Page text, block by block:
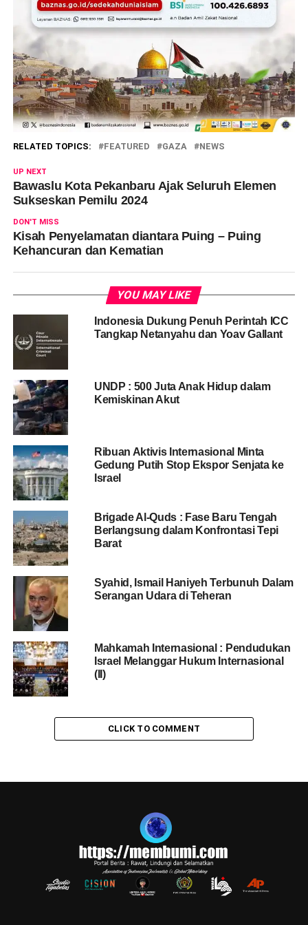
RELATED TOPICS: FEATURED GAZA NEWS
UP NEXT
Bawaslu Kota Pekanbaru Ajak Seluruh Elemen
Sukseskan Pemilu 2024
DON'T MISS
Kisah Penyelamatan diantara Puing – Puing
Kehancuran dan Kematian
YOU MAY LIKE
Indonesia Dukung Penuh Perintah ICC
Tangkap Netanyahu dan Yoav Gallant
UNDP : 500 Juta Anak Hidup dalam
Kemiskinan Akut
Ribuan Aktivis Internasional Minta
Gedung Putih Stop Ekspor Senjata ke
Israel
Brigade Al-Quds : Fase Baru Tengah
Berlangsung dalam Konfrontasi Tepi
Barat
Syahid, Ismail Haniyeh Terbunuh Dalam
Serangan Udara di Teheran
Mahkamah Internasional : Pendudukan
Israel Melanggar Hukum Internasional
(II)
CLICK TO COMMENT